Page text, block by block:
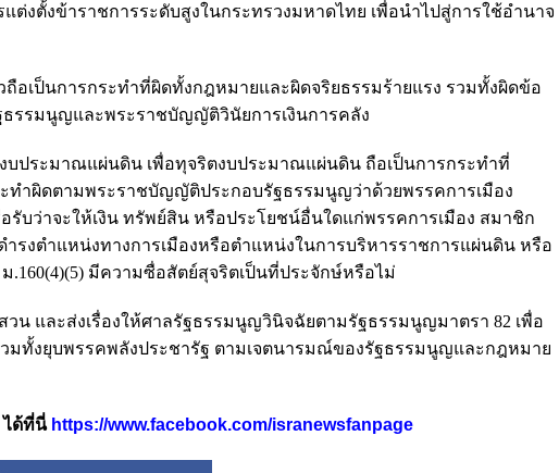
ต่งตั้งข้าราชการระดับสูงในกระทรวงมหาดไทย เพื่อนำไปสู่การใช้อำนาจ
อเป็นการกระทำที่ผิดทั้งกฎหมายและผิดจริยธรรมร้ายแรง รวมทั้งผิดข้อ
รรมนูญและพระราชบัญญัติวินัยการเงินการคลัง
บประมาณแผ่นดิน เพื่อทุจริตงบประมาณแผ่นดิน ถือเป็นการกระทำที่
ำผิดตามพระราชบัญญัติประกอบรัฐธรรมนูญว่าด้วยพรรคการเมือง
รับว่าจะให้เงิน ทรัพย์สิน หรือประโยชน์อื่นใดแก่พรรคการเมือง สมาชิก
รงตำแหน่งทางการเมืองหรือตำแหน่งในการบริหารราชการแผ่นดิน หรือ
มีความซื่อสัตย์สุจริตเป็นที่ประจักษ์หรือไม่
น และส่งเรื่องให้ศาลรัฐธรรมนูญวินิจฉัยตามรัฐธรรมนูญมาตรา 82 เพื่อ
มทั้งยุบพรรคพลังประชารัฐ ตามเจตนารมณ์ของรัฐธรรมนูญและกฎหมาย
ได้ที่นี่ https://www.facebook.com/isranewsfanpage